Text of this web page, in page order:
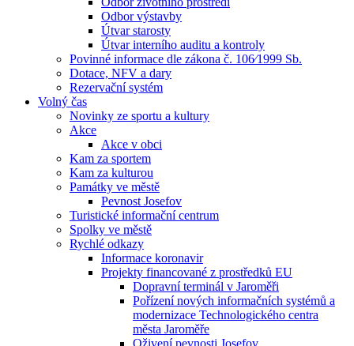
Odbor výstavby
Útvar starosty
Útvar interního auditu a kontroly
Povinné informace dle zákona č. 106⁄1999 Sb.
Dotace, NFV a dary
Rezervační systém
Volný čas
Novinky ze sportu a kultury
Akce
Akce v obci
Kam za sportem
Kam za kulturou
Památky ve městě
Pevnost Josefov
Turistické informační centrum
Spolky ve městě
Rychlé odkazy
Informace koronavir
Projekty financované z prostředků EU
Dopravní terminál v Jaroměři
Pořízení nových informačních systémů a
modernizace Technologického centra
města Jaroměře
Oživení pevnosti Josefov